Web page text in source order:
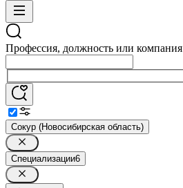
Профессия, должность или компания
Сокур (Новосибирская область)
Специализации6